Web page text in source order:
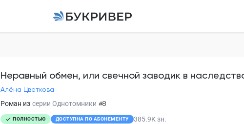
Неравный обмен, или свечной заводик в
Алёна Цветкова
Роман из серии Однотомники #8
ПОЛНОСТЬЮ ДОСТУПНА ПО АБОНЕМЕНТУ 385.9K зн.